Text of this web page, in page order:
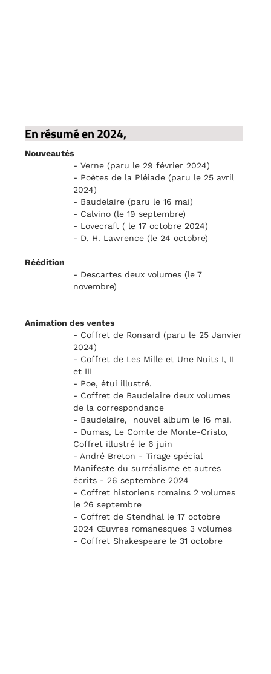
En résumé en 2024,
Nouveautés
- Verne (paru le 29 février 2024)
- Poètes de la Pléiade (paru le 25 avril
2024)
- Baudelaire (paru le 16 mai)
- Calvino (le 19 septembre)
- Lovecraft ( le 17 octobre 2024)
- D. H. Lawrence (le 24 octobre)
Réédition
- Descartes deux volumes (le 7
novembre)
Animation des ventes
- Coffret de Ronsard (paru le 25 Janvier
2024)
- Coffret de Les Mille et Une Nuits I, II
et III
- Poe, étui illustré.
- Coffret de Baudelaire deux volumes
de la correspondance
- Baudelaire, nouvel album le 16 mai.
- Dumas, Le Comte de Monte-Cristo,
Coffret illustré le 6 juin
- André Breton - Tirage spécial
Manifeste du surréalisme et autres
écrits - 26 septembre 2024
- Coffret historiens romains 2 volumes
le 26 septembre
- Coffret de Stendhal le 17 octobre
2024 Œuvres romanesques 3 volumes
- Coffret Shakespeare le 31 octobre